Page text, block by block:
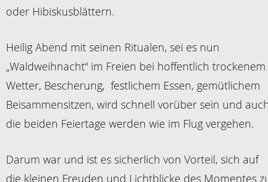
oder Hibiskusblättern.
Heilig Abend mit seinen Ritualen, sei es nun
„Waldweihnacht“ im Freien bei hoffentlich trockenem
Wetter, Bescherung, festlichem Essen, gemütlichem
Beisammensitzen, wird schnell vorüber sein und
die beiden Feiertage werden wie im Flug vergehen.
Darum war und ist es sicherlich von Vorteil, sich auf
die kleinen Freuden und Lichtblicke des Momentes